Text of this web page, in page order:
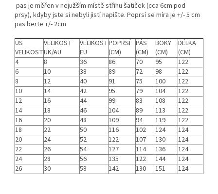
pas je měřen v nejužším místě střihu šatiček (cca 6cm pod
prsy), kdyby jste si nebyli jistí napište. Poprsí se míra je +/- 5 cm
pas berte +/- 2cm
US
VELIKOST
VELIKOST
UK/AU
VELIKOST
EU
POPRSÍ
(CM)
PÁS
(CM)
BOKY
(CM)
DÉLKA
(CM)
4
8 36 86 70 95
122
6
10 38 89 72 98
122
8
12 40 91 75 100
122
10
14 42 95 79 104
122
12
16 44 99 83 108
122
14
18 46 104 89 113
122
16
20 48 109 94 119
122
18
22 50 116 102 124
124
20
24 52 122 107 130
124
22
26 54 127 114 136
124
24
28 56 135 122 144
124
26
30 58 142 130 151 124